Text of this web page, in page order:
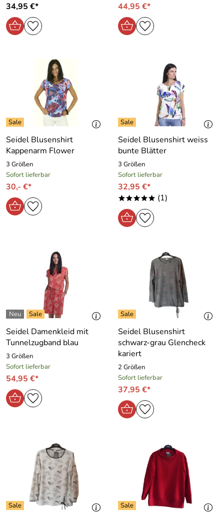
34,95 €* 44,95 €*
Seidel Blusenshirt
Kappenarm Flower
3 Größen
Sofort lieferbar
30,- €*
Seidel Blusenshirt weiss
bunte Blätter
3 Größen
Sofort lieferbar
32,95 €*
***** (1)
Seidel Damenkleid mit
Tunnelzugband blau
3 Größen
Sofort lieferbar
54,95 €*
Seidel Blusenshirt
schwarz-grau Glencheck
kariert
2 Größen
Sofort lieferbar
37,95 €*